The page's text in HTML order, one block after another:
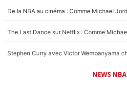
NEWS NBA